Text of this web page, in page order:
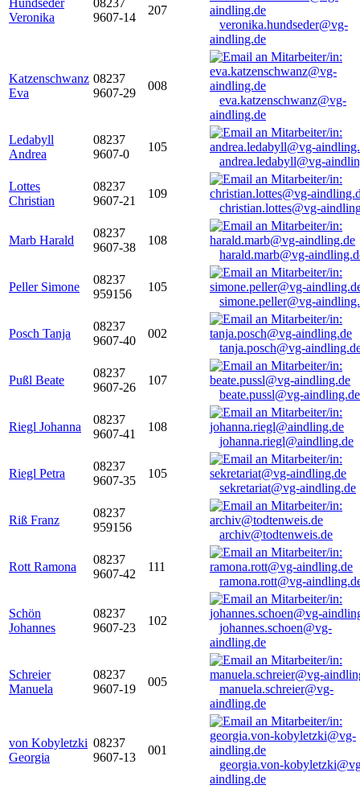
Hundseder
Veronika
08237
9607-14
207
veronika.hundseder@vg-
aindling.de
Katzenschwanz
Eva
08237
9607-29
008
eva.katzenschwanz@vg-
aindling.de
Ledabyll
Andrea
08237
9607-0
105
andrea.ledabyll@vg-
Lottes
Christian
08237
9607-21
109
christian.lottes@vg-
Marb Harald
08237
9607-38
108
harald.marb@vg-
Peller Simone
08237
959156
105
simone.peller@vg-
Posch Tanja
08237
9607-40
002
tanja.posch@vg-
Pußl Beate
08237
9607-26
107
beate.pussl@vg-aindling.de
Riegl Johanna
08237
9607-41
108
johanna.riegl@aindling.de
Riegl Petra
08237
9607-35
105
sekretariat@vg-aindling.de
Riß Franz
08237
959156
archiv@todtenweis.de
Rott Ramona
08237
9607-42
111
ramona.rott@vg-
Schön
Johannes
08237
9607-23
102
johannes.schoen@vg-
aindling.de
Schreier
Manuela
08237
9607-19
005
manuela.schreier@vg-
aindling.de
von Kobyletzki
Georgia
08237
9607-13
001
georgia.von-
aindling.de